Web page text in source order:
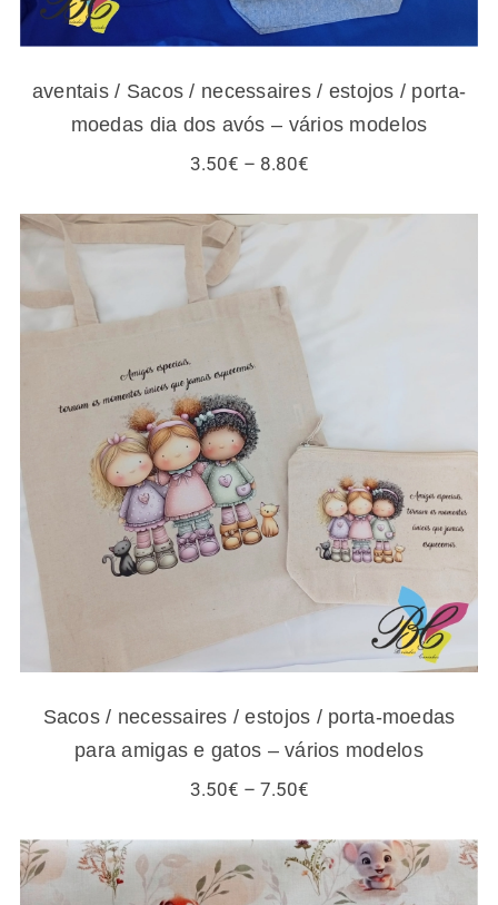
aventais / Sacos / necessaires / estojos / porta-
moedas dia dos avós – vários modelos
3.50€ – 8.80€Price
Sacos / necessaires / estojos / porta-
moedas para amigas e gatos – vários
modelos
Sacos / necessaires / estojos / porta-moedas
para amigas e gatos – vários modelos
3.50€ – 7.50€Price
through
7.50€